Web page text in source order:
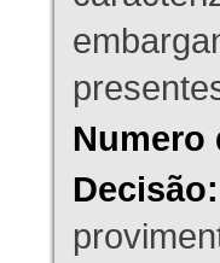
Numero
Decisão: